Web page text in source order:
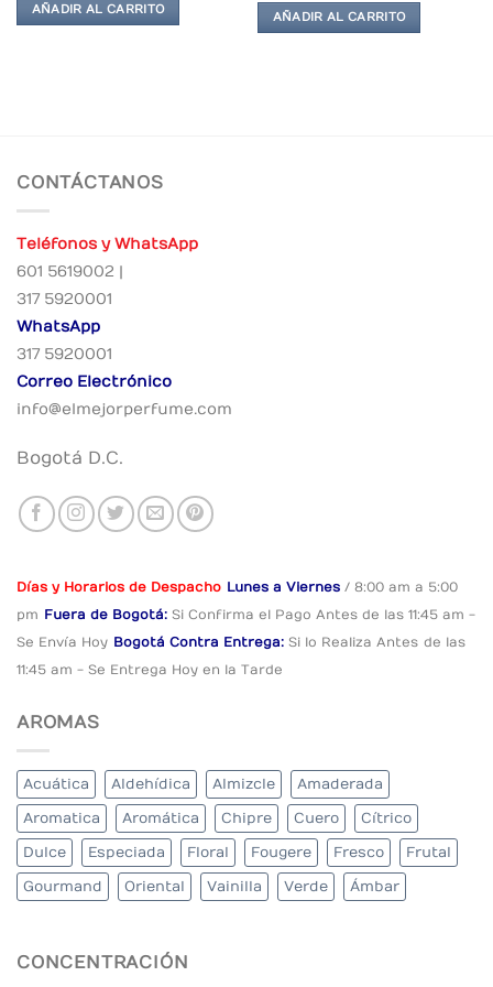
AÑADIR AL CARRITO
AÑADIR AL CARRITO
CONTÁCTANOS
Teléfonos y WhatsApp
601 5619002 |
317 5920001
WhatsApp
317 5920001
Correo Electrónico
info@elmejorperfume.com
Bogotá D.C.
Días y Horarios de Despacho Lunes a Viernes / 8:00 am a 5:00
pm Fuera de Bogotá: Si Confirma el Pago Antes de las 11:45 am -
Se Envía Hoy Bogotá Contra Entrega: Si lo Realiza Antes de las
11:45 am - Se Entrega Hoy en la Tarde
AROMAS
Acuática Aldehídica Almizcle Amaderada
Aromatica Aromática Chipre Cuero Cítrico
Dulce Especiada Floral Fougere Fresco Frutal
Gourmand Oriental Vainilla Verde Ámbar
CONCENTRACIÓN